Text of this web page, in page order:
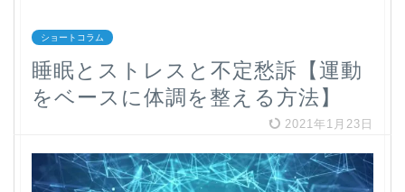
ショートコラム
睡眠とストレスと不定愁訴【運動
をベースに体調を整える方法】
2021年1月23日